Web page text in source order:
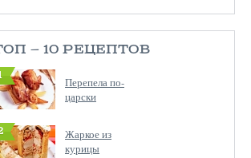
— 10 РЕЦЕПТОВ
Перепела по-
царски
Жаркое из
курицы